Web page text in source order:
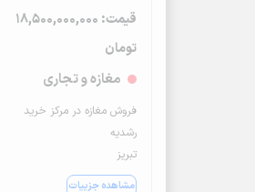
قیمت: 18,500,000,000
تومان
مغازه و تجاری
فروش مغازه در مرکز خرید
رشدیه
تبریز
مشاهده جزییات